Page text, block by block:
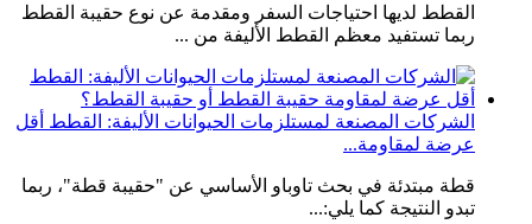
القطط لديها احتياجات السفر ومقدمة عن نوع حقيبة القطط
ربما تستفيد معظم القطط الأليفة من ...
الشركات المصنعة لمستلزمات الحيوانات الأليفة: القطط أقل
عرضة لمقاومة...
قطة مبتدئة في بحث تاوباو الأساسي عن "حقيبة قطة"، ربما
تبدو النتيجة كما يلي:...